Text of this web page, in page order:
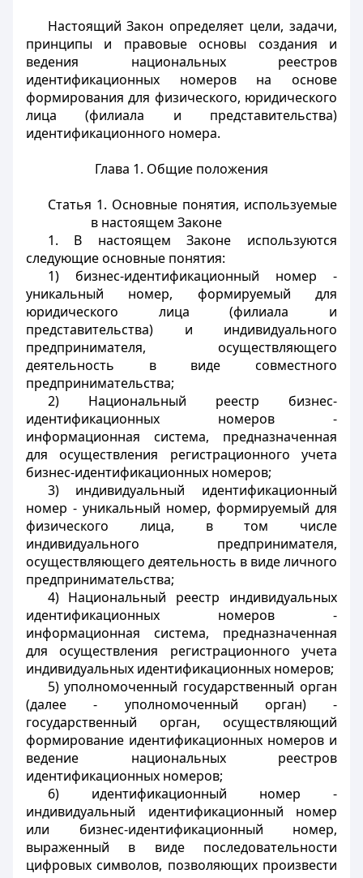
Настоящий Закон определяет цели, задачи,
принципы и правовые основы создания и
ведения национальных реестров
идентификационных номеров на основе
формирования для физического, юридического
лица (филиала и представительства)
идентификационного номера.
Глава 1. Общие положения
Статья 1. Основные понятия, используемые
в настоящем Законе
1. В настоящем Законе используются
следующие основные понятия:
1) бизнес-идентификационный номер -
уникальный номер, формируемый для
юридического лица (филиала и
представительства) и индивидуального
предпринимателя, осуществляющего
деятельность в виде совместного
предпринимательства;
2) Национальный реестр бизнес-
идентификационных номеров -
информационная система, предназначенная
для осуществления регистрационного учета
бизнес-идентификационных номеров;
3) индивидуальный идентификационный
номер - уникальный номер, формируемый для
физического лица, в том числе
индивидуального предпринимателя,
осуществляющего деятельность в виде личного
предпринимательства;
4) Национальный реестр индивидуальных
идентификационных номеров -
информационная система, предназначенная
для осуществления регистрационного учета
индивидуальных идентификационных номеров;
5) уполномоченный государственный орган
(далее - уполномоченный орган) -
государственный орган, осуществляющий
формирование идентификационных номеров и
ведение национальных реестров
идентификационных номеров;
6) идентификационный номер -
индивидуальный идентификационный номер
или бизнес-идентификационный номер,
выраженный в виде последовательности
цифровых символов, позволяющих произвести